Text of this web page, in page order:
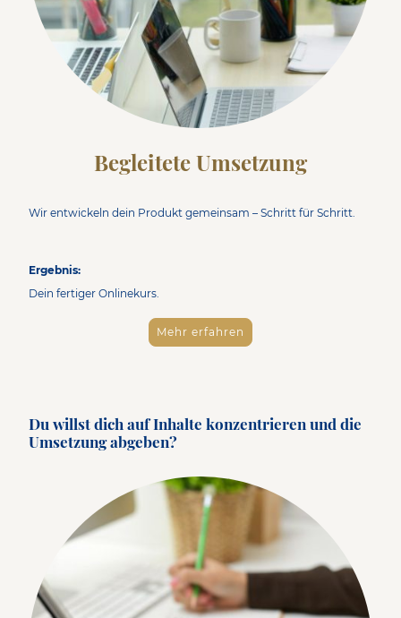
Begleitete Umsetzung
Wir entwickeln dein Produkt gemeinsam – Schritt für Schritt.
Ergebnis:
Dein fertiger Onlinekurs.
Mehr erfahren
Du willst dich auf Inhalte konzentrieren und die
Umsetzung abgeben?